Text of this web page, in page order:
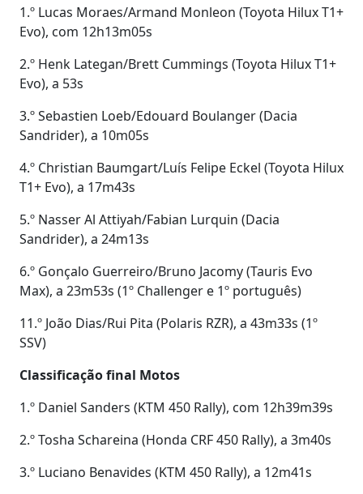
1.º Lucas Moraes/Armand Monleon (Toyota Hilux T1+
Evo), com 12h13m05s
2.º Henk Lategan/Brett Cummings (Toyota Hilux T1+
Evo), a 53s
3.º Sebastien Loeb/Edouard Boulanger (Dacia
Sandrider), a 10m05s
4.º Christian Baumgart/Luís Felipe Eckel (Toyota Hilux
T1+ Evo), a 17m43s
5.º Nasser Al Attiyah/Fabian Lurquin (Dacia
Sandrider), a 24m13s
6.º Gonçalo Guerreiro/Bruno Jacomy (Tauris Evo
Max), a 23m53s (1º Challenger e 1º português)
11.º João Dias/Rui Pita (Polaris RZR), a 43m33s (1º
SSV)
Classificação final Motos
1.º Daniel Sanders (KTM 450 Rally), com 12h39m39s
2.º Tosha Schareina (Honda CRF 450 Rally), a 3m40s
3.º Luciano Benavides (KTM 450 Rally), a 12m41s